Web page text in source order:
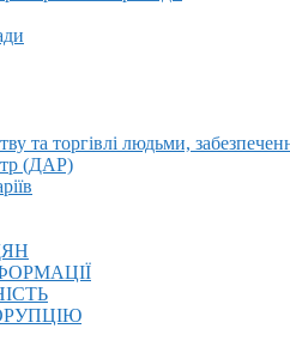
та торгівлі людьми,
(ДАР)